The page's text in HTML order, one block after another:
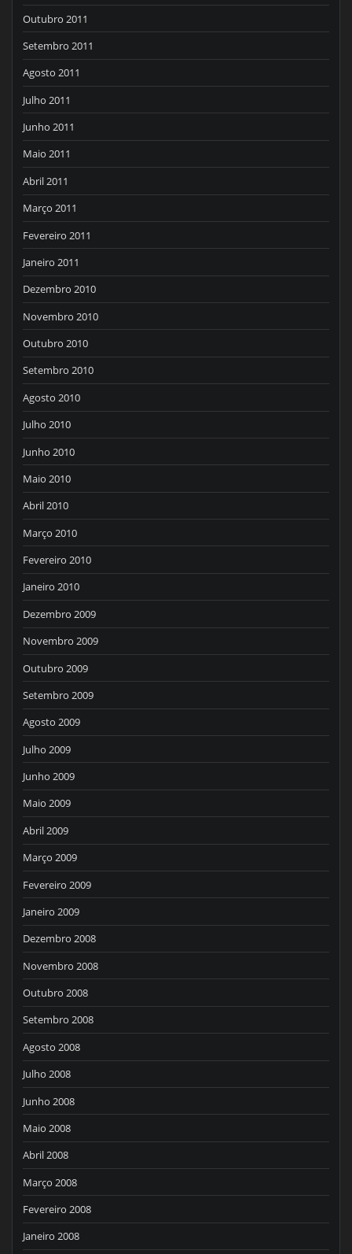
Outubro 2011
Setembro 2011
Agosto 2011
Julho 2011
Junho 2011
Maio 2011
Abril 2011
Março 2011
Fevereiro 2011
Janeiro 2011
Dezembro 2010
Novembro 2010
Outubro 2010
Setembro 2010
Agosto 2010
Julho 2010
Junho 2010
Maio 2010
Abril 2010
Março 2010
Fevereiro 2010
Janeiro 2010
Dezembro 2009
Novembro 2009
Outubro 2009
Setembro 2009
Agosto 2009
Julho 2009
Junho 2009
Maio 2009
Abril 2009
Março 2009
Fevereiro 2009
Janeiro 2009
Dezembro 2008
Novembro 2008
Outubro 2008
Setembro 2008
Agosto 2008
Julho 2008
Junho 2008
Maio 2008
Abril 2008
Março 2008
Fevereiro 2008
Janeiro 2008